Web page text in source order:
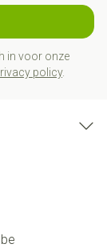
in voor onze
policy.